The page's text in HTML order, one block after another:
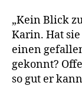
„Kein Blick
Karin. Hat
einen
gekonnt?
so gut er